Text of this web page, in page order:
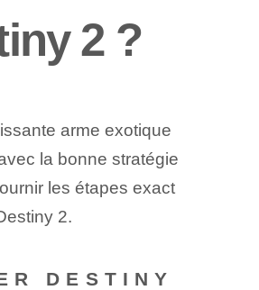
2 ?
arme exotique
la bonne stratégie
les étapes exact
2.
DESTINY